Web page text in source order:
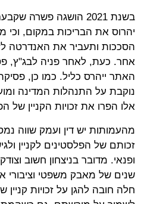
בשנת 2021 הושגה פשרה
יהרוס את הבריכות במקום, וכי
הסככות ותעביר את האנדרטה
אחר. כעת, לאחר פניה לבג"ץ,
האתר ייהרס כליל. כמו כן,
נוקבת על התנהלות המדינה
אלו הפרו את זכויות הקניין של
מהעמותות יש דין ועמק שווה
זכותם של הפלסטינים לקניין
שנים של מאבק משפטי וציבורי
חלה חובה להגן על זכויות